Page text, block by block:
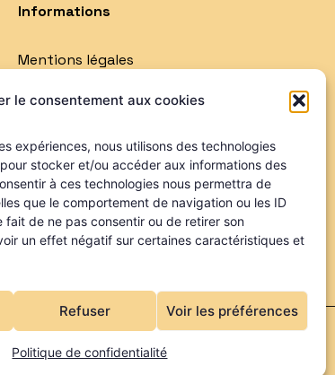
le consentement aux cookies
expériences, nous utilisons des technologies
stocker et/ou accéder aux informations des
à ces technologies nous permettra de
que le comportement de navigation ou les ID
fait de ne pas consentir ou de retirer son
un effet négatif sur certaines caractéristiques et
Refuser Voir les préférences
Politique de confidentialité
Informations
Mentions légales
Qui sommes-nous ?